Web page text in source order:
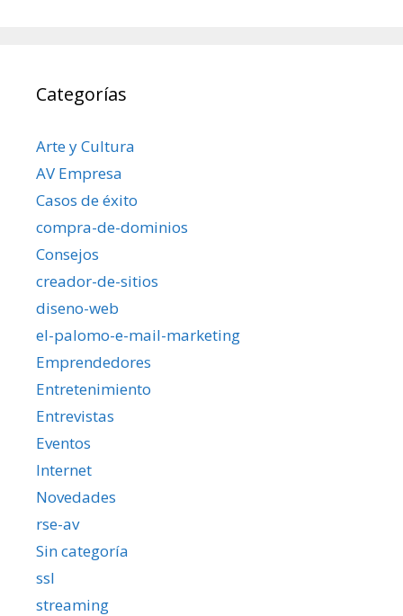
Categorías
Arte y Cultura
AV Empresa
Casos de éxito
compra-de-dominios
Consejos
creador-de-sitios
diseno-web
el-palomo-e-mail-marketing
Emprendedores
Entretenimiento
Entrevistas
Eventos
Internet
Novedades
rse-av
Sin categoría
ssl
streaming